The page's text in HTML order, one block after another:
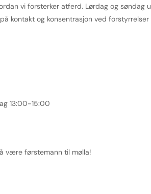
vi forsterker atferd. Lørdag og søndag
kontakt og konsentrasjon ved forstyrrelser
13:00-15:00
være førstemann til mølla!